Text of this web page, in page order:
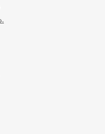
د.م.